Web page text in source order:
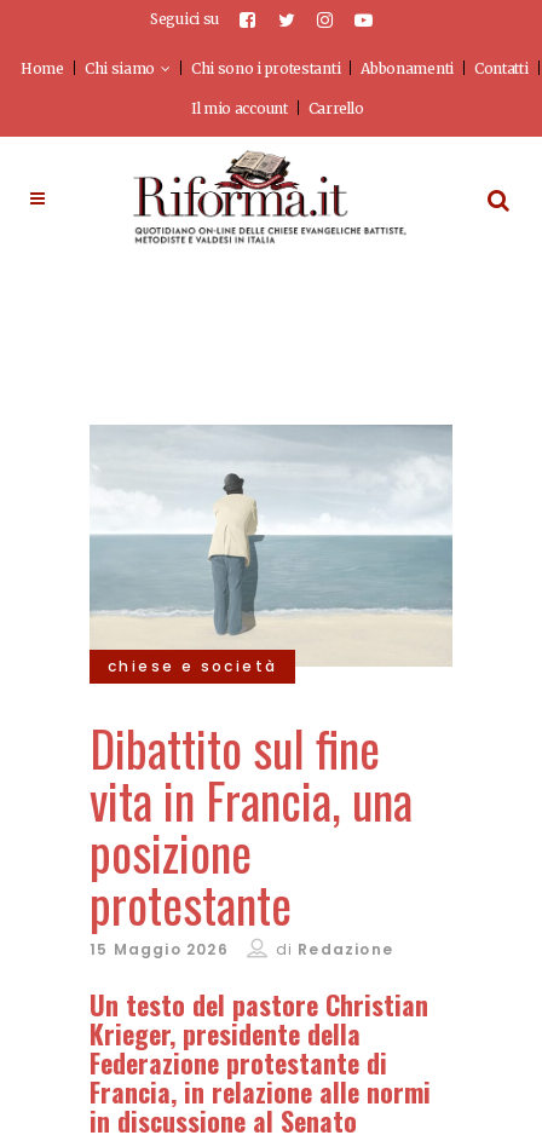
Seguici su
Home Chi siamo Chi sono i protestanti Abbonamenti Contatti
Il mio account Carrello
chiese e società
Dibattito sul fine
vita in Francia, una
posizione
protestante
15 Maggio 2026 di Redazione
Un testo del pastore Christian
Krieger, presidente della
Federazione protestante di
Francia, in relazione alle normi
in discussione al Senato